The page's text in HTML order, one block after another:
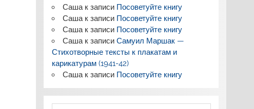
Сашак записи Посоветуйте книгу
Сашак записи Посоветуйте книгу
Сашак записи Посоветуйте книгу
Сашак записи Самуил Маршак —
Стихотворные тексты к плакатам и
карикатурам (1941-42)
Сашак записи Посоветуйте книгу